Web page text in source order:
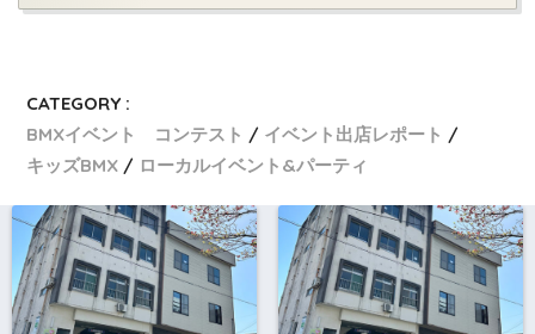
CATEGORY :
BMXイベント コンテスト
イベント出店レポート
キッズBMX
ローカルイベント&パーティ